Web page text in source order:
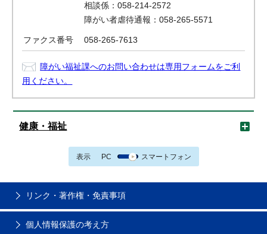
相談係：058-214-2572
障がい者虐待通報：058-265-5571
ファクス番号 058-265-7613
障がい福祉課へのお問い合わせは専用フォームをご利
用ください。
健康・福祉
表示 PC スマートフォン
リンク・著作権・免責事項
個人情報保護の考え方